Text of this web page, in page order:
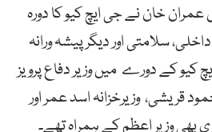
خان نے جی ایچ کیو کا دورہ
سلامتی اور دیگر پیشہ ورانہ
کیو کے دورے میں وزیر دفاع پرویز
قریشی، وزیرخزانہ اسد عمر اور
بھی وزیر اعظم کے ہمراہ تھے۔